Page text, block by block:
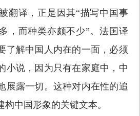
翻译，正是因其“描写中国事
，而种类亦颇不少”。法国译
了解中国人内在的一面，必须
小说，因为只有在家庭中，中
展露一切。这种对内在性的追
中国形象的关键文本。